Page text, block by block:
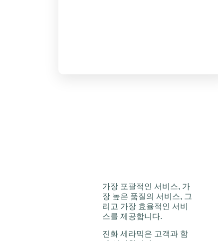
가장 포괄적인 서비스, 가
장 높은 품질의 서비스, 그
리고 가장 효율적인 서비
스를 제공합니다.
진화 세라믹은 고객과 함